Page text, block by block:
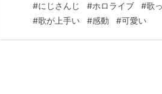
ブさんの歌ってみた…
#にじさんじ #ホロライブ #歌
#歌が上手い #感動 #可愛い